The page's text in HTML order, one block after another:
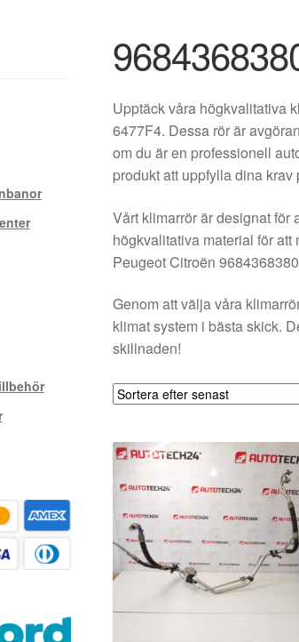
Upptäck våra högkvalitativa
6477F4. Dessa rör är
om du är en professionell
produkt att uppfylla dina
Vårt klimarrör är designat för
högkvalitativa material för
Peugeot Citroën
Genom att välja våra
klimat system i bästa skick.
skillnaden!